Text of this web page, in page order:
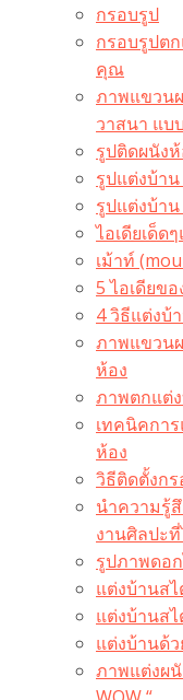
กรอบรูป
กรอบรูปต
คุณ
ภาพแขวน
วาสนา แบ
รูปติดผนัง
รูปแต่งบ้าน
รูปแต่งบ้า
ไอเดียเด็ด
เม้าท์
5 ไอเดียข
4 วิธีแต่งบ้
ภาพแขวน
ห้อง
ภาพตกแต่
เทคนิคกา
ห้อง
วิธีติดตั้งก
นำความรู้
งานศิลปะ
รูปภาพดอ
แต่งบ้านส
แต่งบ้านส
แต่งบ้านด้
ภาพแต่งผ